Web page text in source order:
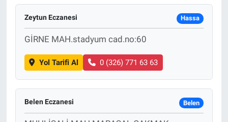
Zeytun Eczanesi Hassa
GİRNE MAH.stadyum cad.no:60
Yol Tarifi Al 0 (326) 771 63 63
Belen Eczanesi Belen